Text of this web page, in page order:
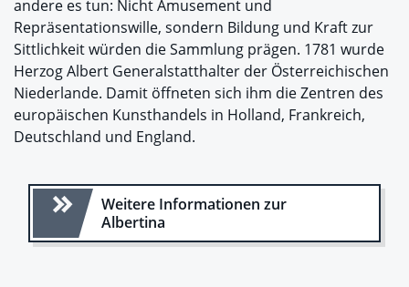
andere es tun: Nicht Amusement und
Repräsentationswille, sondern Bildung und Kraft zur
Sittlichkeit würden die Sammlung prägen. 1781 wurde
Herzog Albert Generalstatthalter der Österreichischen
Niederlande. Damit öffneten sich ihm die Zentren des
europäischen Kunsthandels in Holland, Frankreich,
Deutschland und England.
Weitere Informationen zur
Albertina